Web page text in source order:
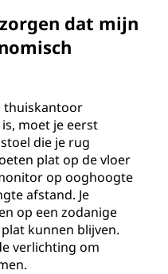
dat mijn
thuiskantoor
moet je eerst
die je rug
plat op de vloer
op ooghoogte
afstand. Je
op een zodanige
kunnen blijven.
verlichting om